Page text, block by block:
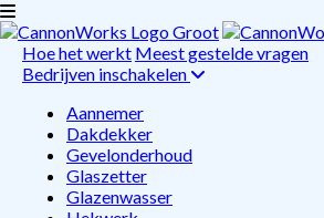
Hoe het werkt Meest gestelde vragen
Bedrijven inschakelen
Aannemer
Dakdekker
Gevelonderhoud
Glaszetter
Glazenwasser